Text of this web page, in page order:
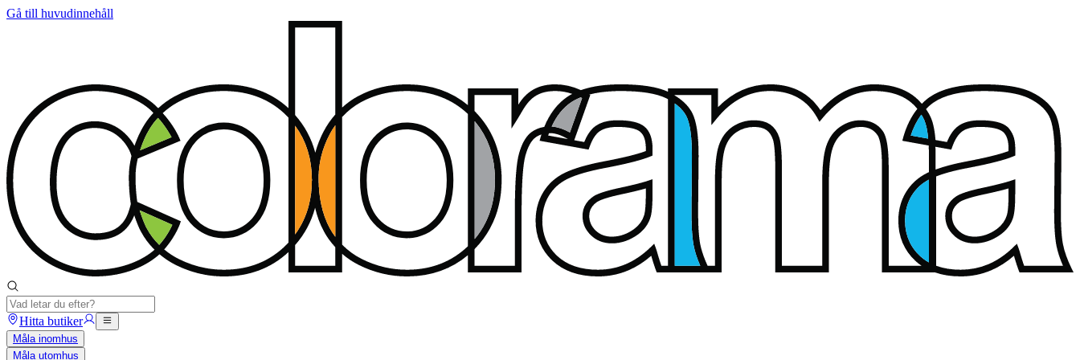
Gå till huvudinnehåll
Hitta butiker
Måla inomhus
Måla utomhus